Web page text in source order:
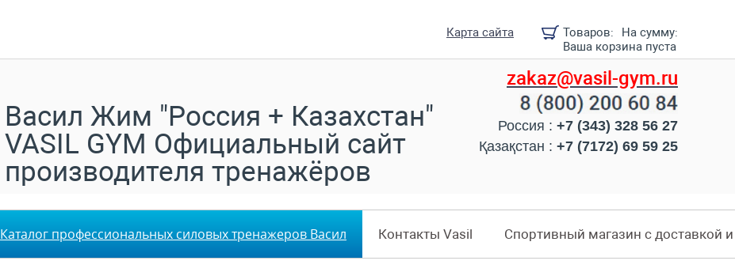
Товаров:
На сумму:
Ваша корзина пуста
Карта сайта
zakaz@vasil-gym.ru
Россия : +7 (343) 328 56 27
Қазақстан : +7 (7172) 69 59 25
Васил Жим "Россия + Казахстан"
VASIL GYM Официальный сайт
производителя тренажёров
Каталог профессиональных силовых тренажеров Васил Контакты Vasil Спортивный магазин с доставкой